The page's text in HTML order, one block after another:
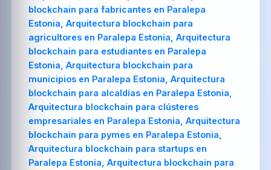
blockchain para fabricantes en Paralepa
Estonia, Arquitectura blockchain para
agricultores en Paralepa Estonia, Arquitectura
blockchain para estudiantes en Paralepa
Estonia, Arquitectura blockchain para
municipios en Paralepa Estonia, Arquitectura
blockchain para alcaldías en Paralepa Estonia,
Arquitectura blockchain para clústeres
empresariales en Paralepa Estonia, Arquitectura
blockchain para pymes en Paralepa Estonia,
Arquitectura blockchain para startups en
Paralepa Estonia, Arquitectura blockchain para